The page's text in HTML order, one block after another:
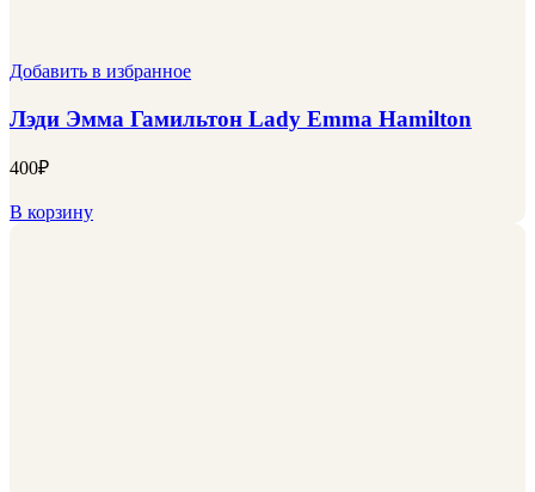
Добавить в избранное
Лэди Эмма Гамильтон Lady Emma Hamilton
400₽
В корзину